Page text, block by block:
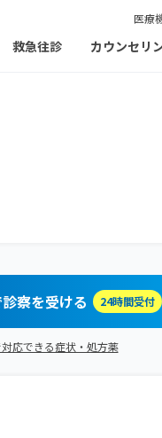
医療
救急往診 カウンセリ
察を受ける 24時間受付
応できる症状・処方薬